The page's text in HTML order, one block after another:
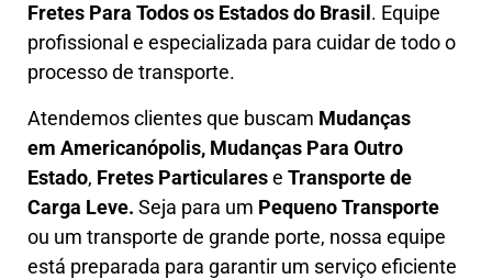
Fretes Para Todos os Estados do Brasil . Equipe
profissional e especializada para cuidar de todo o
processo de transporte.
Atendemos clientes que buscam Mudanças
em Americanópolis, Mudanças Para Outro
Estado, Fretes Particularese Transportede
Carga Leve. Seja para um Pequeno Transporte
ou um transporte de grande porte, nossa equipe
está preparada para garantir um serviço eficiente